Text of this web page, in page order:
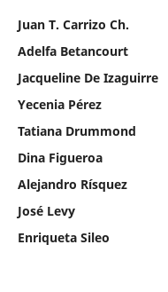
Juan T. Carrizo Ch.
Adelfa Betancourt
Jacqueline De Izaguirre
Yecenia Pérez
Tatiana Drummond
Dina Figueroa
Alejandro Rísquez
José Levy
Enriqueta Sileo